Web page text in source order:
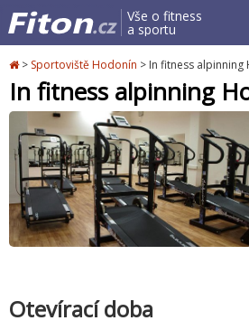
Vše o fitness
a sportu
> Sportoviště Hodonín > In fitness alpinning
In fitness alpinning
Otevírací doba